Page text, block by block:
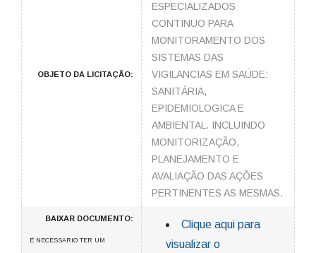
OBJETO DA LICITAÇÃO:
ESPECIALIZADOS
CONTINUO PARA
MONITORAMENTO DOS
SISTEMAS DAS
VIGILANCIAS EM SAÚDE:
SANITÁRIA,
EPIDEMIOLOGICA E
AMBIENTAL. INCLUINDO
MONITORIZAÇÃO,
PLANEJAMENTO E
AVALIAÇÃO DAS AÇÕES
PERTINENTES AS MESMAS.
BAIXAR DOCUMENTO:
É NECESSARIO TER UM
Clique aqui para
visualizar o